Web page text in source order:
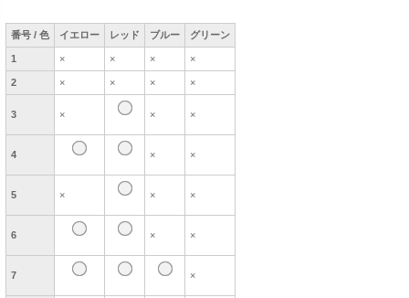
番号 / 色 イエロー レッド ブルー グリーン
1 × × × ×
2 × × × ×
3 × × ×
4 × ×
5 × × ×
6 × ×
7 ×